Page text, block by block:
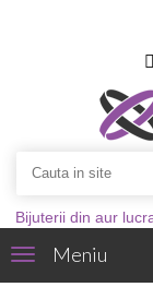
Bijuterii din aur
ToggleMeniu